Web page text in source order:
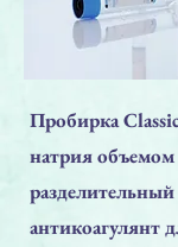
Пробирка
натрия
разделительный
антикоагулянт